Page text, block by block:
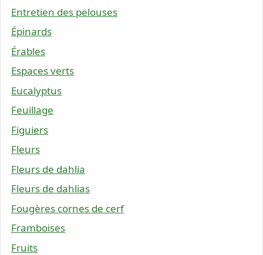
Entretien des pelouses
Épinards
Érables
Espaces verts
Eucalyptus
Feuillage
Figuiers
Fleurs
Fleurs de dahlia
Fleurs de dahlias
Fougères cornes de cerf
Framboises
Fruits